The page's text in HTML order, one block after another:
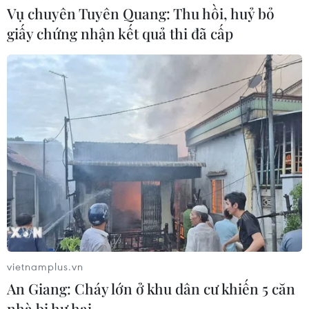
Thượng viện Mỹ đạt bước tiến quan
trọng để tránh nguy cơ chính phủ
phải đóng cửa
04/08/2026 07:04
Bộ Tư pháp Mỹ mở chiến dịch thu
hồi quốc tịch quy mô lớn
04/08/2026 06:14
Trưng bày tư liệu “Chủ tịch Hồ Chí
Minh - Tổng tư lệnh Fidel Castro:
Nghĩa tình son sắt đặc biệt"
04/08/2026 06:06
Vụ chuyên Tuyên Quang: Thu hồi, huỷ bỏ
giấy chứng nhận kết quả thi đã cấp
vietnamplus.vn
An Giang: Cháy lớn ở khu dân cư khiến 5 căn